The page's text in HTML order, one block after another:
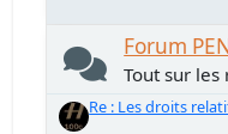
Forum
Tout sur
Re : Les droits